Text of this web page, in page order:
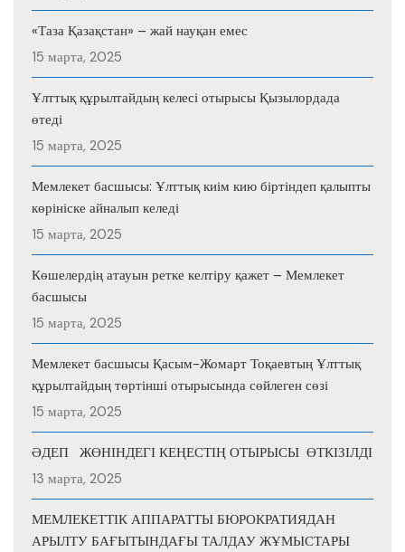
«Таза Қазақстан» – жай науқан емес
15 марта, 2025
Ұлттық құрылтайдың келесі отырысы Қызылордада
өтеді
15 марта, 2025
Мемлекет басшысы: Ұлттық киім кию біртіндеп қалыпты
көрініске айналып келеді
15 марта, 2025
Көшелердің атауын ретке келтіру қажет – Мемлекет
басшысы
15 марта, 2025
Мемлекет басшысы Қасым-Жомарт Тоқаевтың Ұлттық
құрылтайдың төртінші отырысында сөйлеген сөзі
15 марта, 2025
ӘДЕП ЖӨНІНДЕГІ КЕҢЕСТІҢ ОТЫРЫСЫ ӨТКІЗІЛДІ
13 марта, 2025
МЕМЛЕКЕТТІК АППАРАТТЫ БЮРОКРАТИЯДАН
АРЫЛТУ БАҒЫТЫНДАҒЫ ТАЛДАУ ЖҰМЫСТАРЫ